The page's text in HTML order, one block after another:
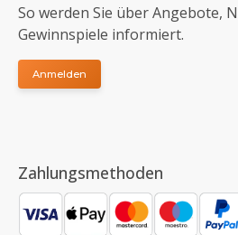
So werden Sie über Angebote,
Gewinnspiele informiert.
Anmelden
Zahlungsmethoden